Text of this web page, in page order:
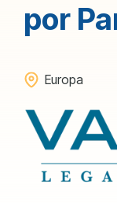
por
Europa